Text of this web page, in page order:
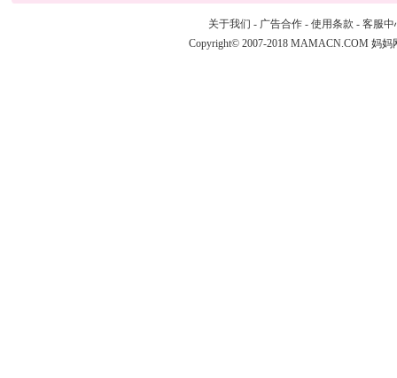
关于我们 - 广告合作 - 使用条款 - 客服中
Copyright© 2007-2018 MAMACN.COM 妈妈